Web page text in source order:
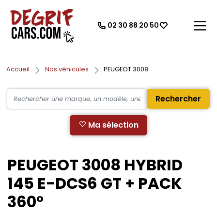
02 30 88 20 50
Accueil Nos véhicules PEUGEOT 3008
Rechercher
Ma sélection
PEUGEOT 3008 HYBRID
145 E-DCS6 GT + PACK
360°